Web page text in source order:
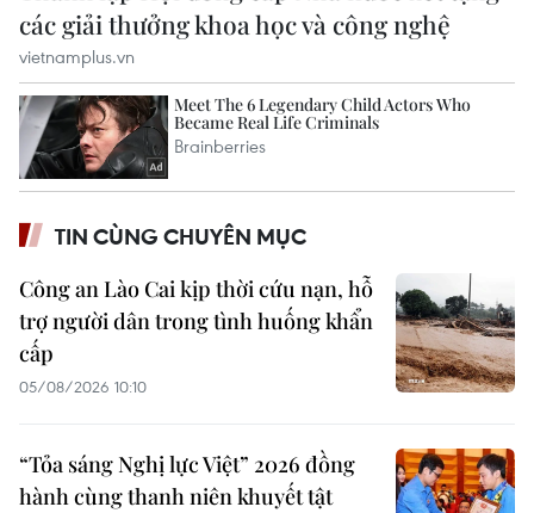
TIN CÙNG CHUYÊN MỤC
Công an Lào Cai kịp thời cứu nạn, hỗ
trợ người dân trong tình huống khẩn
cấp
05/08/2026 10:10
“Tỏa sáng Nghị lực Việt” 2026 đồng
hành cùng thanh niên khuyết tật